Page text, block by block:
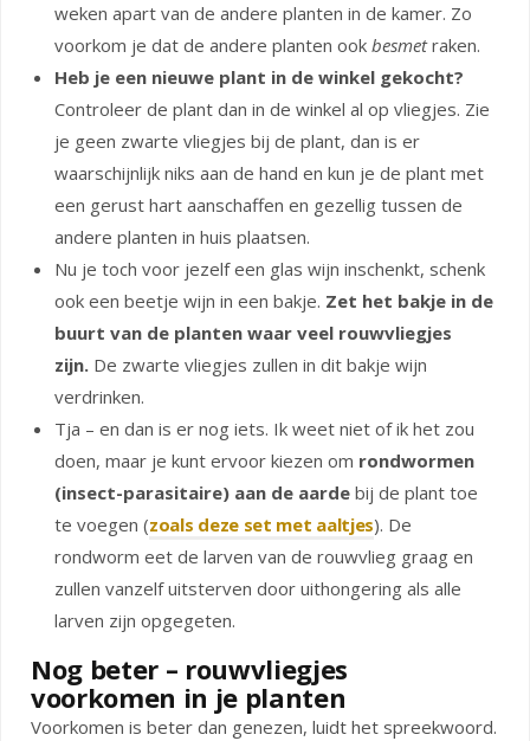
weken apart van de andere planten in de kamer. Zo
voorkom je dat de andere planten ook besmetraken.
Heb je een nieuwe plant in de winkel gekocht?
Controleer de plant dan in de winkel al op vliegjes. Zie
je geen zwarte vliegjes bij de plant, dan is er
waarschijnlijk niks aan de hand en kun je de plant met
een gerust hart aanschaffen en gezellig tussen de
andere planten in huis plaatsen.
Nu je toch voor jezelf een glas wijn inschenkt, schenk
ook een beetje wijn in een bakje. Zet het bakje in de
buurt van de planten waar veel rouwvliegjes
zijn. De zwarte vliegjes zullen in dit bakje wijn
verdrinken.
Tja – en dan is er nog iets. Ik weet niet of ik het zou
doen, maar je kunt ervoor kiezen om rondwormen
(insect-parasitaire) aan de aarde bij de plant toe
te voegen (zoals deze set met aaltjes). De
rondworm eet de larven van de rouwvlieg graag en
zullen vanzelf uitsterven door uithongering als alle
larven zijn opgegeten.
Nog beter – rouwvliegjes
voorkomen in je planten
Voorkomen is beter dan genezen, luidt het spreekwoord.